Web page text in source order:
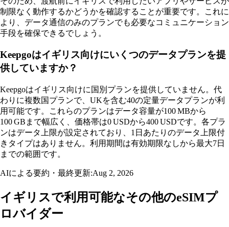
制限なく動作するかどうかを確認することが重要です。これに
より、データ通信のみのプランでも必要なコミュニケーション
手段を確保できるでしょう。
Keepgoはイギリス向けにいくつのデータプランを提
供していますか？
Keepgoはイギリス向けに国別プランを提供していません。代
わりに複数国プランで、UKを含む40の定量データプランが利
用可能です。これらのプランはデータ容量が100 MBから
100 GBまで幅広く、価格帯は0 USDから400 USDです。各プラ
ンはデータ上限が設定されており、1日あたりのデータ上限付
きタイプはありません。利用期間は有効期限なしから最大7日
までの範囲です。
AIによる要約・最終更新:Aug 2, 2026
イギリスで利用可能なその他のeSIMプ
ロバイダー